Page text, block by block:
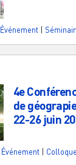
Événement
4e
de
22-26 juin
Événement